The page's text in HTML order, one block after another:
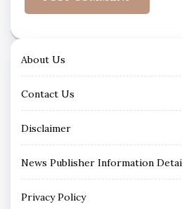
About Us
Contact Us
Disclaimer
News Publisher Information
Privacy Policy